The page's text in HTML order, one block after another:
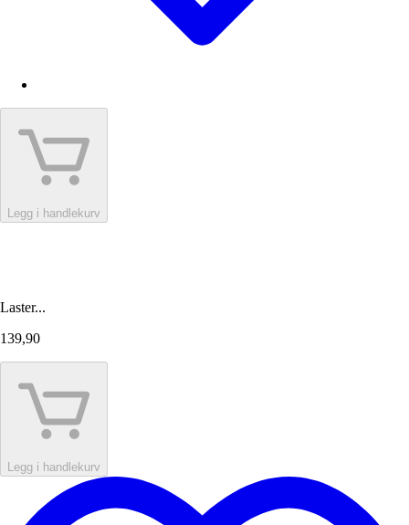
Legg i handlekurv
Laster...
139,90
Legg i handlekurv